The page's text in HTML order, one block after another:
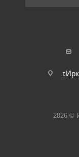
2026 ©